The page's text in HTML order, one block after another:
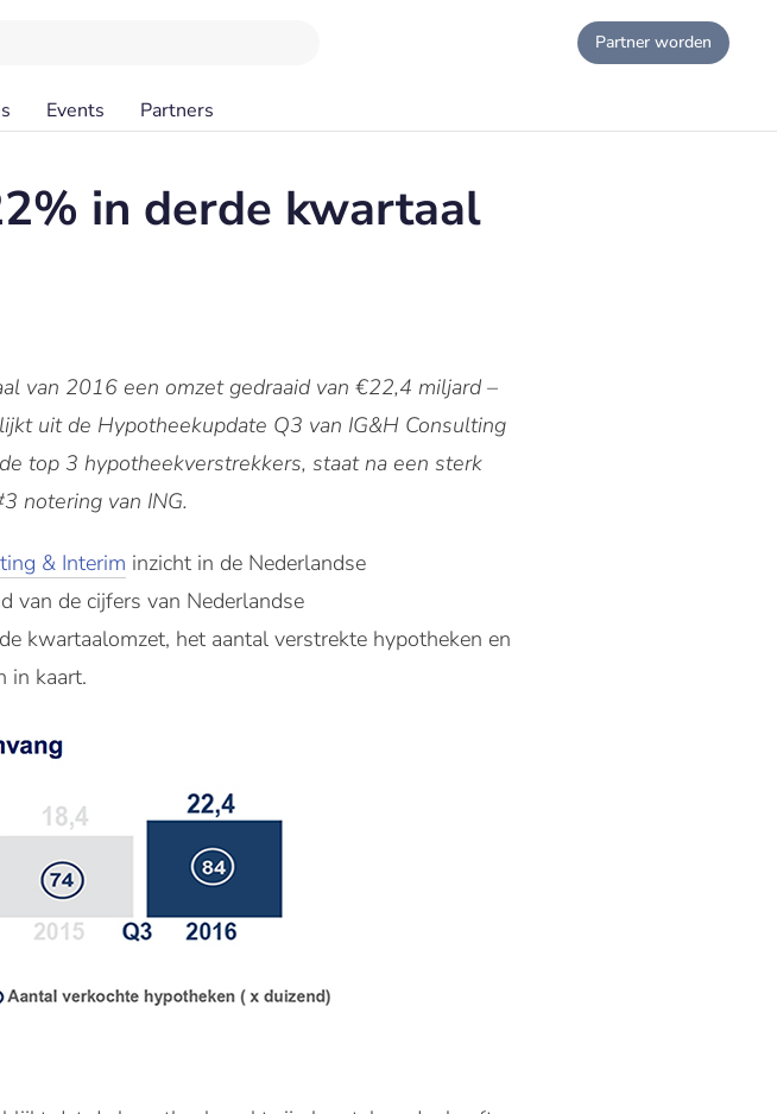
Partner worden
Events Partners
in derde kwartaal
van 2016 een omzet gedraaid van €22,4 miljard –
uit de Hypotheekupdate Q3 van IG&H Consulting
top 3 hypotheekverstrekkers, staat na een sterk
notering van ING.
& Interim inzicht in de Nederlandse
van de cijfers van Nederlandse
kwartaalomzet, het aantal verstrekte hypotheken en
in kaart.